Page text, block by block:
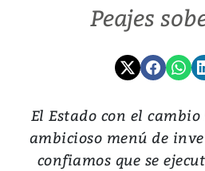
Peajes
El Estado con el
ambicioso menú de
confiamos que se